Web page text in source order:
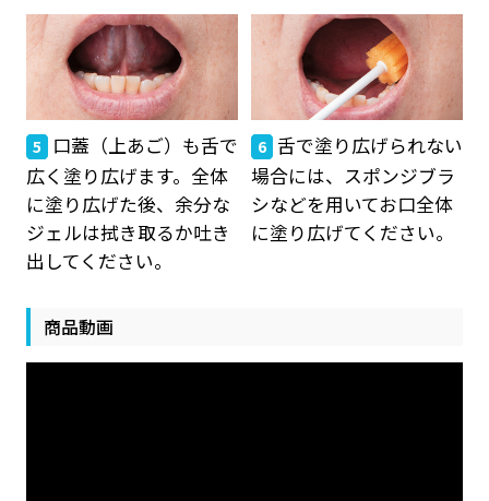
5 口蓋（上あご）も舌で
広く塗り広げます。全体
に塗り広げた後、余分な
ジェルは拭き取るか吐き
出してください。
6 舌で塗り広げられない
場合には、スポンジブラ
シなどを用いてお口全体
に塗り広げてください。
商品動画